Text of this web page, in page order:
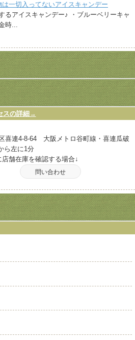
一切入ってないアイスキャンデー
るアイスキャンデー♪ ・ブルーベリーキャ
時...
スの詳細→
喜連4-8-64 大阪メトロ谷町線・喜連瓜破
ら左に1分
店舗在庫を確認する場合↓
問い合わせ